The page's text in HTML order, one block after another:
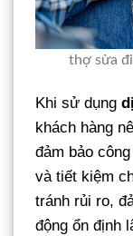
thợ sửa
Khi sử dụng
khách hàng
đảm bảo
và tiết kiệm
tránh rủi ro,
động ổn định